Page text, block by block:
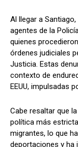
Al llegar a
agentes de la
quienes
órdenes judiciales
Justicia. Estas
contexto de
EEUU, impulsadas
Cabe resaltar que
política más
migrantes, lo que
deportaciones y ha